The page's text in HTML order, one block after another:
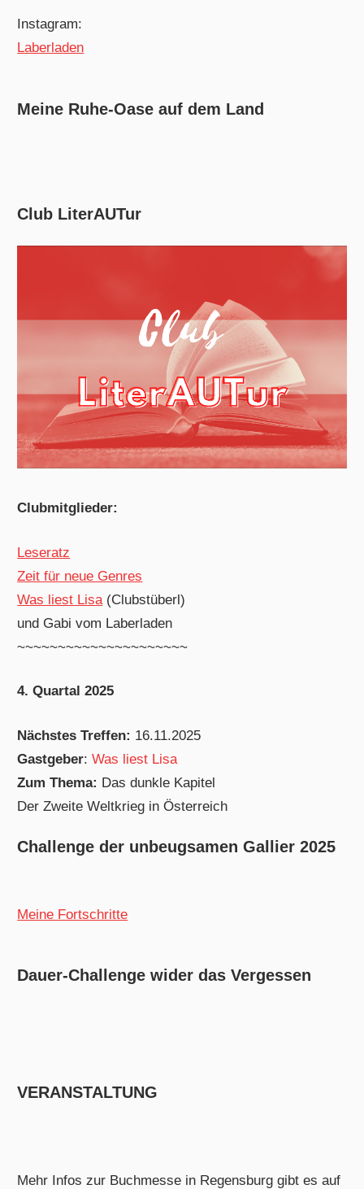
Instagram:
Laberladen
Meine Ruhe-Oase auf dem Land
Club LiterAUTur
Clubmitglieder:
Leseratz
Zeit für neue Genres
Was liest Lisa(Clubstüberl)
und Gabi vom Laberladen
~~~~~~~~~~~~~~~~~~~~~
4. Quartal 2025
Nächstes Treffen: 16.11.2025
Gastgeber:Was liest Lisa
Zum Thema: Das dunkle Kapitel
Der Zweite Weltkrieg in Österreich
Challenge der unbeugsamen Gallier 2025
Meine Fortschritte
Dauer-Challenge wider das Vergessen
VERANSTALTUNG
Mehr Infos zur Buchmesse in Regensburg gibt es auf